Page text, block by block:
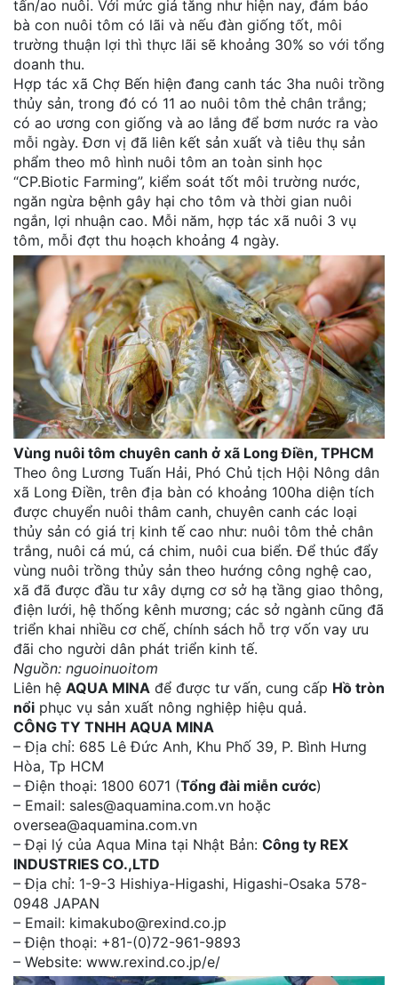
hệ
tấn/ao nuôi. Với mức giá tăng như hiện nay, đảm bảo
bà con nuôi tôm có lãi và nếu đàn giống tốt, môi
trường thuận lợi thì thực lãi sẽ khoảng 30% so với tổng
doanh thu.
Hợp tác xã Chợ Bến hiện đang canh tác 3ha nuôi trồng
thủy sản, trong đó có 11 ao nuôi tôm thẻ chân trắng;
có ao ương con giống và ao lắng để bơm nước ra vào
mỗi ngày. Đơn vị đã liên kết sản xuất và tiêu thụ sản
phẩm theo mô hình nuôi tôm an toàn sinh học
“CP.Biotic Farming”, kiểm soát tốt môi trường nước,
ngăn ngừa bệnh gây hại cho tôm và thời gian nuôi
ngắn, lợi nhuận cao. Mỗi năm, hợp tác xã nuôi 3 vụ
tôm, mỗi đợt thu hoạch khoảng 4 ngày.
Vùng nuôi tôm chuyên canh ở xã Long Điền, TPHCM
Theo ông Lương Tuấn Hải, Phó Chủ tịch Hội Nông dân
xã Long Điền, trên địa bàn có khoảng 100ha diện tích
được chuyển nuôi thâm canh, chuyên canh các loại
thủy sản có giá trị kinh tế cao như: nuôi tôm thẻ chân
trắng, nuôi cá mú, cá chim, nuôi cua biển. Để thúc đẩy
vùng nuôi trồng thủy sản theo hướng công nghệ cao,
xã đã được đầu tư xây dựng cơ sở hạ tầng giao thông,
điện lưới, hệ thống kênh mương; các sở ngành cũng đã
triển khai nhiều cơ chế, chính sách hỗ trợ vốn vay ưu
đãi cho người dân phát triển kinh tế.
Nguồn: nguoinuoitom
Liên hệ AQUA MINA để được tư vấn, cung cấp Hồ tròn
nổi phục vụ sản xuất nông nghiệp hiệu quả.
CÔNG TY TNHH AQUA MINA
– Địa chỉ: 685 Lê Đức Anh, Khu Phố 39, P. Bình Hưng
Hòa, Tp HCM
– Điện thoại: 1800 6071 (Tổng đài miễn cước)
– Email: sales@aquamina.com.vn hoặc
oversea@aquamina.com.vn
– Đại lý của Aqua Mina tại Nhật Bản: Công ty REX
INDUSTRIES CO.,LTD
– Địa chỉ: 1-9-3 Hishiya-Higashi, Higashi-Osaka 578-
0948 JAPAN
– Email: kimakubo@rexind.co.jp
– Điện thoại: +81-(0)72-961-9893
– Website: www.rexind.co.jp/e/